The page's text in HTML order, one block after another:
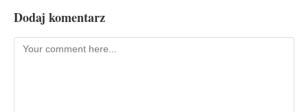
Dodaj komentarz